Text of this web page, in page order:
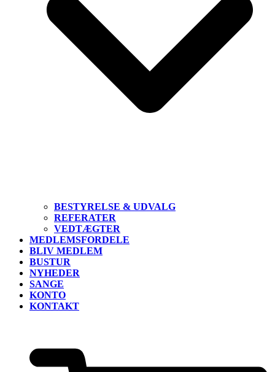
BESTYRELSE & UDVALG
REFERATER
VEDTÆGTER
MEDLEMSFORDELE
BLIV MEDLEM
BUSTUR
NYHEDER
SANGE
KONTO
KONTAKT